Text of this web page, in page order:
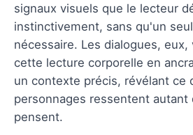
signaux visuels que le lecteur
instinctivement, sans qu'un
nécessaire. Les dialogues,
cette lecture corporelle en
un contexte précis, révélant ce
personnages ressentent autant
pensent.